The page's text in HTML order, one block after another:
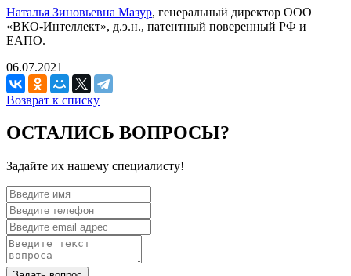
Наталья Зиновьевна Мазур, генеральный директор ООО
«ВКО-Интеллект», д.э.н., патентный поверенный РФ и
ЕАПО.
06.07.2021
Возврат к списку
ОСТАЛИСЬ ВОПРОСЫ?
Задайте их нашему специалисту!